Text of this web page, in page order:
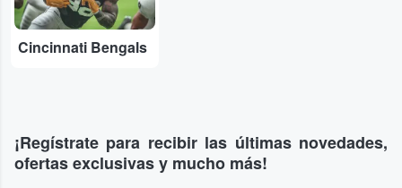
Cincinnati Bengals
¡Regístrate para recibir las últimas novedades,
ofertas exclusivas y mucho más!